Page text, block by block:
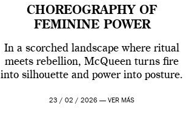
CHOREOGRAPHY OF
FEMININE POWER
In a scorched landscape where ritual
meets rebellion, McQueen turns fire
into silhouette and power into posture.
23 / 02 / 2026 —VER MÁS